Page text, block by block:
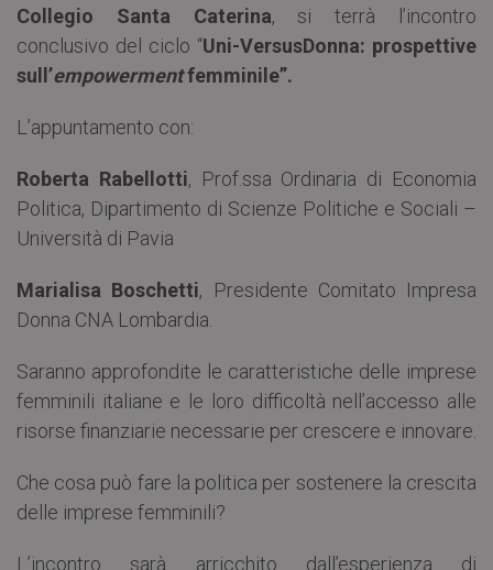
Collegio Santa Caterina, si terrà l’incontro
conclusivo del ciclo “Uni-VersusDonna: prospettive
sull’empowermentfemminile”.
L’appuntamento con:
Roberta Rabellotti, Prof.ssa Ordinaria di Economia
Politica, Dipartimento di Scienze Politiche e Sociali –
Università di Pavia
Marialisa Boschetti, Presidente Comitato Impresa
Donna CNA Lombardia.
Saranno approfondite le caratteristiche delle imprese
femminili italiane e le loro difficoltà nell’accesso alle
risorse finanziarie necessarie per crescere e innovare.
Che cosa può fare la politica per sostenere la crescita
delle imprese femminili?
L’incontro sarà arricchito dall’esperienza di